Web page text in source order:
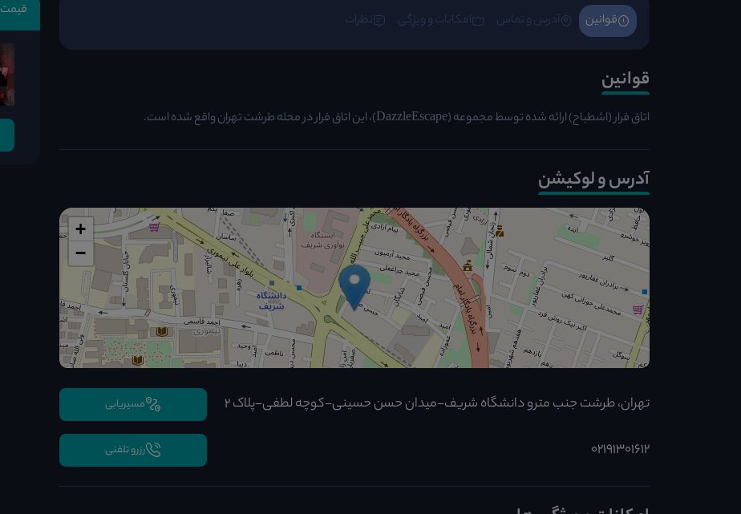
قوانین آدرس و تماس امکانات و ویژِگی نظرات
قوانین
اتاق فرار (اشطباح) ارائه شده توسط مجموعه (DazzleEscape)، این اتاق فرار در محله طرشت تهران واقع شده است.
آدرس و لوکیشن
+
−
تهران، طرشت جنب مترو دانشگاه شریف-میدان حسن حسینی-کوچه لطفی-پلاک 2 مسیریابی
02191301612 رزرو تلفنی
قیمت